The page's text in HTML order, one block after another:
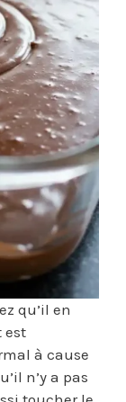
qu’il en
est
à cause
n’y a pas